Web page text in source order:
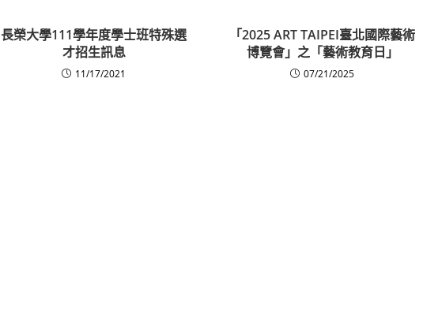
長榮大學111學年度學士班特殊選
才招生訊息
11/17/2021
「2025 ART TAIPEI臺北國際藝術
博覽會」之「藝術教育日」
07/21/2025